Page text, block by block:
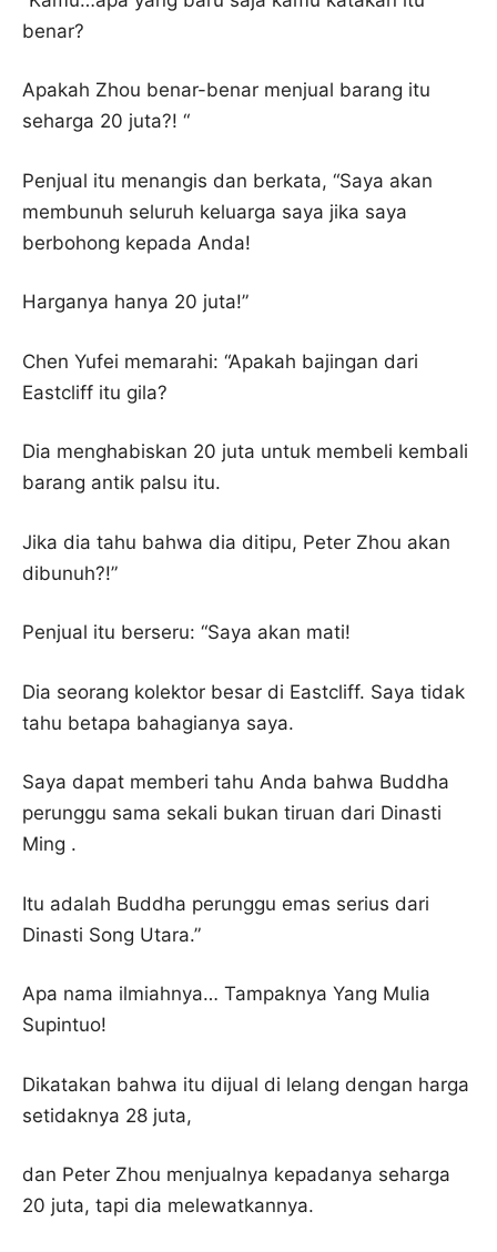
benar?
Apakah Zhou benar-benar menjual barang itu
seharga 20 juta?! “
Penjual itu menangis dan berkata, “Saya akan
membunuh seluruh keluarga saya jika saya
berbohong kepada Anda!
Harganya hanya 20 juta!”
Chen Yufei memarahi: “Apakah bajingan dari
Eastcliff itu gila?
Dia menghabiskan 20 juta untuk membeli kembali
barang antik palsu itu.
Jika dia tahu bahwa dia ditipu, Peter Zhou akan
dibunuh?!”
Penjual itu berseru: “Saya akan mati!
Dia seorang kolektor besar di Eastcliff. Saya tidak
tahu betapa bahagianya saya.
Saya dapat memberi tahu Anda bahwa Buddha
perunggu sama sekali bukan tiruan dari Dinasti
Ming .
Itu adalah Buddha perunggu emas serius dari
Dinasti Song Utara.”
Apa nama ilmiahnya… Tampaknya Yang Mulia
Supintuo!
Dikatakan bahwa itu dijual di lelang dengan harga
setidaknya 28 juta,
dan Peter Zhou menjualnya kepadanya seharga
20 juta, tapi dia melewatkannya.